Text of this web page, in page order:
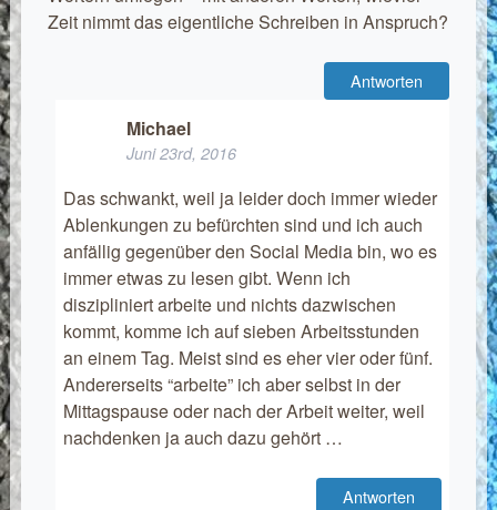
Zeit nimmt das eigentliche Schreiben in Anspruch?
Antworten
Michael
Juni 23rd, 2016
Das schwankt, weil ja leider doch immer wieder
Ablenkungen zu befürchten sind und ich auch
anfällig gegenüber den Social Media bin, wo es
immer etwas zu lesen gibt. Wenn ich
diszipliniert arbeite und nichts dazwischen
kommt, komme ich auf sieben Arbeitsstunden
an einem Tag. Meist sind es eher vier oder fünf.
Andererseits “arbeite” ich aber selbst in der
Mittagspause oder nach der Arbeit weiter, weil
nachdenken ja auch dazu gehört …
Antworten